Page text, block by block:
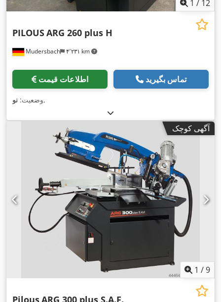
1 / 12
Mudersbach ۴٬۲۳۱ km
PILOUSARG 260 plus H
اطلاعات قیمت تماس بگیرید
وضعیت: نو ,
آگهی کوچک
1 /9
PilousARG 300 plus S.A.F.